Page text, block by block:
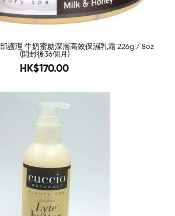
護理 牛奶蜜糖深層高效保濕乳霜 226g / 8oz
(開封後36個月)
288
HK$170.00